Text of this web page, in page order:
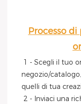
Processo
1 - Scegli il tuo
negozio/
quelli di tua